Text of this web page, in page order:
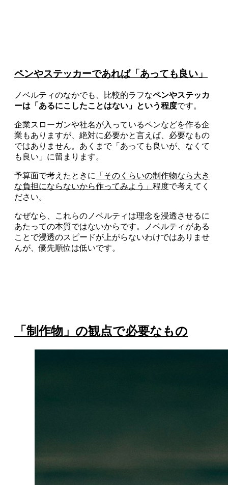
ペンやステッカーであれば「あっても良い」
ノベルティのなかでも、比較的ラフなペンやステッカ
ーは「あるにこしたことはない」という程度です。
企業スローガンや社名が入っているペンなどを作る企
業もありますが、絶対に必要かと言えば、必要なもの
ではありません。あくまで「あっても良いが、なくて
も良い」に留まります。
予算面で考えたときに
「そのくらいの制作物なら大き
な負担にならないから作ってみよう」 程度で考えてく
ださい。
なぜなら、これらのノベルティは理念を浸透させるに
あたっての本質ではないからです。ノベルティがある
ことで浸透のスピードが上がらないわけではありませ
んが、優先順位は低いです。
「制作物」の観点で必要なもの